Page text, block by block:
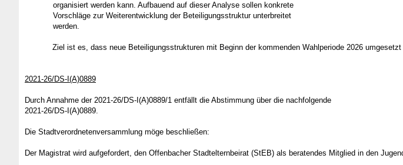
organisiert werden kann. Aufbauend auf dieser Analyse sollen konkrete
Vorschläge zur Weiterentwicklung der Beteiligungsstruktur unterbreitet
werden.
Ziel ist es, dass neue Beteiligungsstrukturen mit Beginn der kommenden Wahlperiode 2026 umgesetzt
2021-26/DS-I(A)0889
Durch Annahme der 2021-26/DS-I(A)0889/1 entfällt die Abstimmung über die nachfolgende
2021-26/DS-I(A)0889.
Die Stadtverordnetenversammlung möge beschließen:
Der Magistrat wird aufgefordert, den Offenbacher Stadtelternbeirat (StEB) als beratendes Mitglied in den